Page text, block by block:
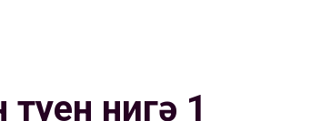
туен нигә 1